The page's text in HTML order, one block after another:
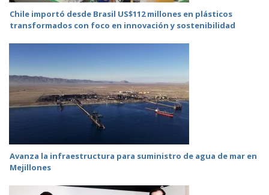
Chile importó desde Brasil US$112 millones en plásticos
transformados con foco en innovación y sostenibilidad
Avanza la infraestructura para suministro de agua de mar en
Mejillones